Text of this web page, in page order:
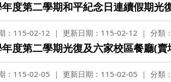
度第二學期和平紀念日連續假期光
：115-02-12 更新日期：115-02-12 分類
度第二學期光復及六家校區餐廳(
：115-02-05 更新日期：115-02-05 分類